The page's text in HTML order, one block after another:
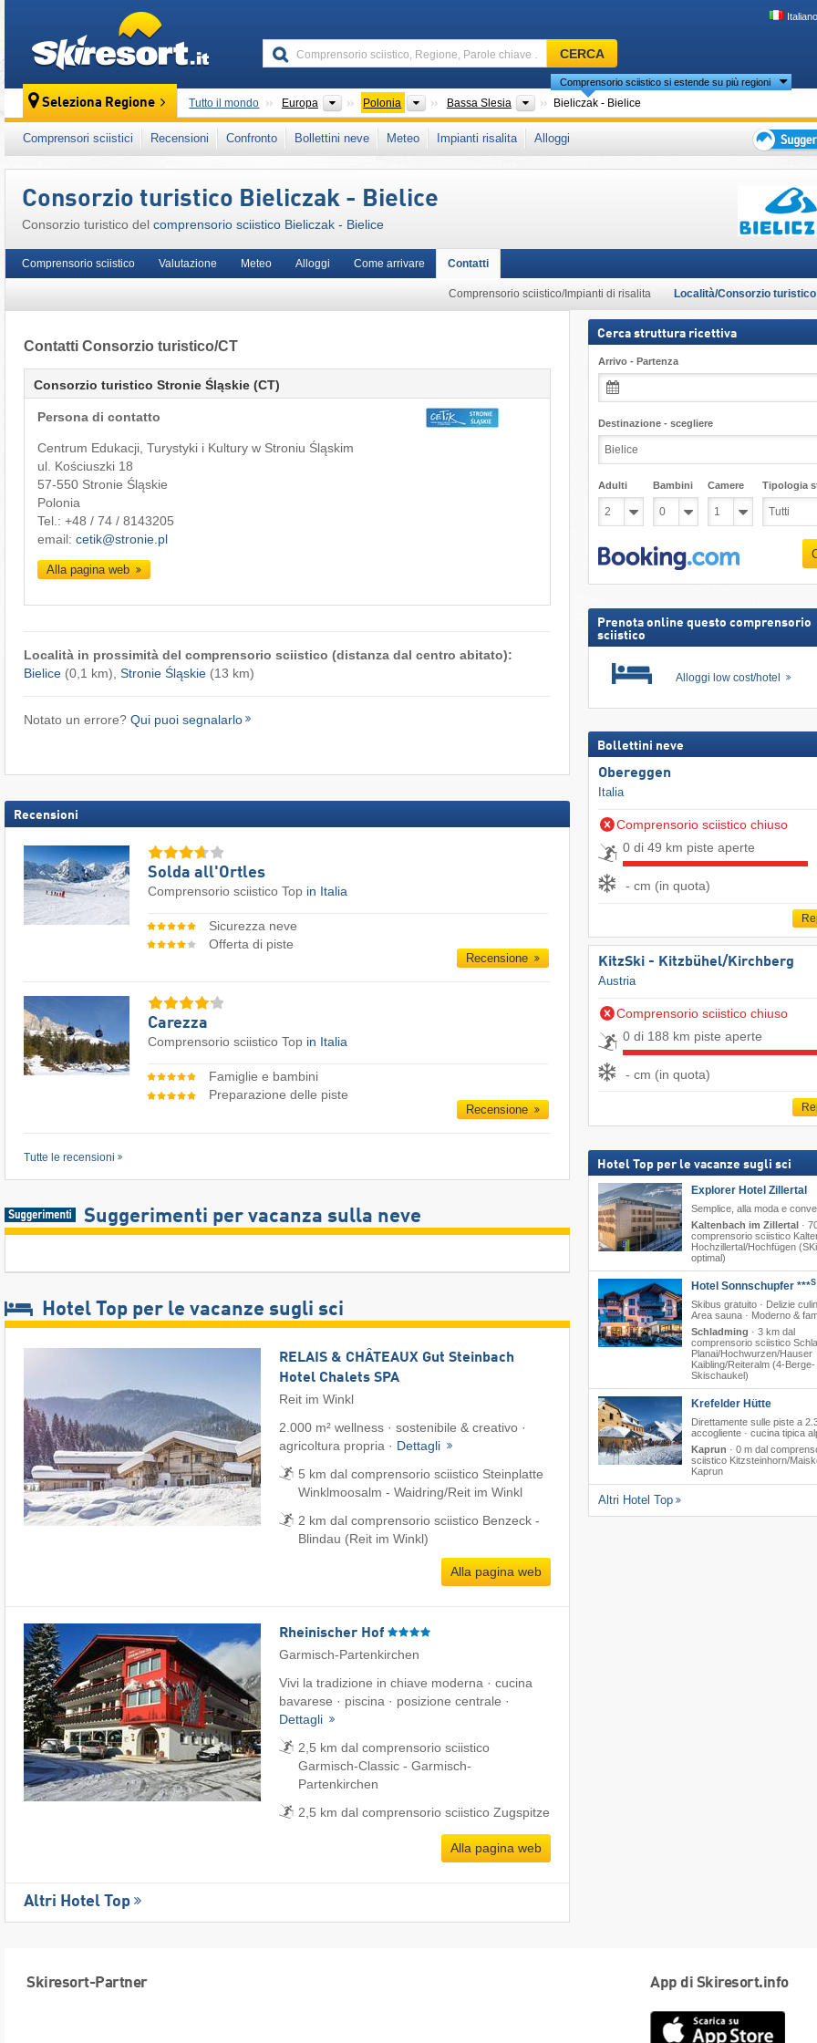
Italiano
Comprensorio
sciistico,
Regione,
Parole
chiave
…
CERCA
Seleziona Regione Tutto il mondo Europa Continenti
Polonia PaesiBassa Slesia Province (Wojewòdtzwa)
Comprensorio sciistico si estende su più regioni
Bieliczak - Bielice
Questo comprensorio sciistico è presente anche in: Golden Mountains , Polonia sud-occidentale Sudeti
Sudeti
Europa Orientale Europa Centrale Unione Europea
Comprensori sciistici Recensioni Confronto Bollettini neve Meteo Impianti risalita
Alloggi
vacanza
sciistica
Consorzio turistico Bieliczak - Bielice
Consorzio turistico del comprensorio sciistico Bieliczak - Bielice
Comprensorio sciistico Valutazione Meteo Alloggi Come arrivare Contatti
Comprensorio sciistico/Impianti di risalita Località/Consorzio turistico
Contatti Consorzio turistico/CT
Consorzio turistico Stronie Śląskie (CT)
Persona di contatto
Centrum Edukacji, Turystyki i Kultury w Stroniu Śląskim
ul. Kościuszki 18
57-550 Stronie Śląskie
Polonia
Tel.: +48 / 74 / 8143205
email: cetik@stronie.pl
Alla pagina web
Località in prossimità del comprensorio sciistico (distanza dal centro abitato):
Bielice(0,1 km), Stronie Śląskie(13 km)
Notato un errore? Qui puoi segnalarlo
Recensioni
Solda all'Ortles
Comprensorio sciistico Top in Italia
Sicurezza neve
Offerta di piste
Recensione
Carezza
Comprensorio sciistico Top in Italia
Famiglie e bambini
Preparazione delle piste
Recensione
Tutte le recensioni
Suggerimenti per vacanza sulla neve
Hotel Top per le vacanze sugli sci
RELAIS & CHÂTEAUX Gut Steinbach
Hotel Chalets SPA
Reit im Winkl
2.000 m² wellness · sostenibile & creativo ·
agricoltura propria · Dettagli
5 km dal comprensorio sciistico Steinplatte
Winklmoosalm - Waidring/​Reit im Winkl
2 km dal comprensorio sciistico Benzeck -
Blindau (Reit im Winkl)
Alla pagina web
Rheinischer Hof
Garmisch-Partenkirchen
Vivi la tradizione in chiave moderna · cucina
bavarese · piscina · posizione centrale ·
Dettagli
2,5 km dal comprensorio sciistico
Garmisch-Classic - Garmisch-
Partenkirchen
2,5 km dal comprensorio sciistico Zugspitze
Alla pagina web
Altri Hotel Top
Cerca struttura ricettiva
Arrivo - Partenza
Destinazione - scegliere
Adulti Bambini Camere Tipologia
Prenota online questo comprensorio
sciistico
Alloggi low cost/hotel
Bollettini neve
Obereggen
Italia
Comprensorio sciistico chiuso
0 di 49 km piste aperte
- cm (in quota)
KitzSki - Kitzbühel/​Kirchberg
Austria
Comprensorio sciistico chiuso
0 di 188 km piste aperte
- cm (in quota)
Hotel Top per le vacanze sugli sci
Explorer Hotel Zillertal
Semplice, alla moda e
Kaltenbach im Zillertal·
comprensorio sciistico
Hochzillertal/​Hochfügen
optimal)
Hotel Sonnschupfer ***S
Skibus gratuito · Delizie
Area sauna · Moderno &
Schladming · 3 km dal
comprensorio sciistico
Planai/​Hochwurzen/​Hauser
Kaibling/​Reiteralm (4-Berge-
Skischaukel)
Krefelder Hütte
Direttamente sulle piste a
accogliente · cucina tipica
Kaprun · 0 m dal
sciistico Kitzsteinhorn/​
Kaprun
Altri Hotel Top
Skiresort-Partner App di Skiresort.info